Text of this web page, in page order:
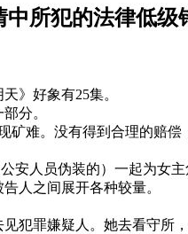
所犯的法律低级
》好象有25集。
分。
矿难。没有得到合理的赔
安人员伪装的）一起为女
人之间展开各种较量。
犯罪嫌疑人。她去看守所